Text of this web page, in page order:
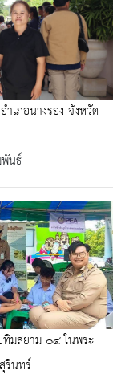
เภอนางรอง จังหวัด
นธ์
มสยาม ๐๔ ในพระ
รินทร์